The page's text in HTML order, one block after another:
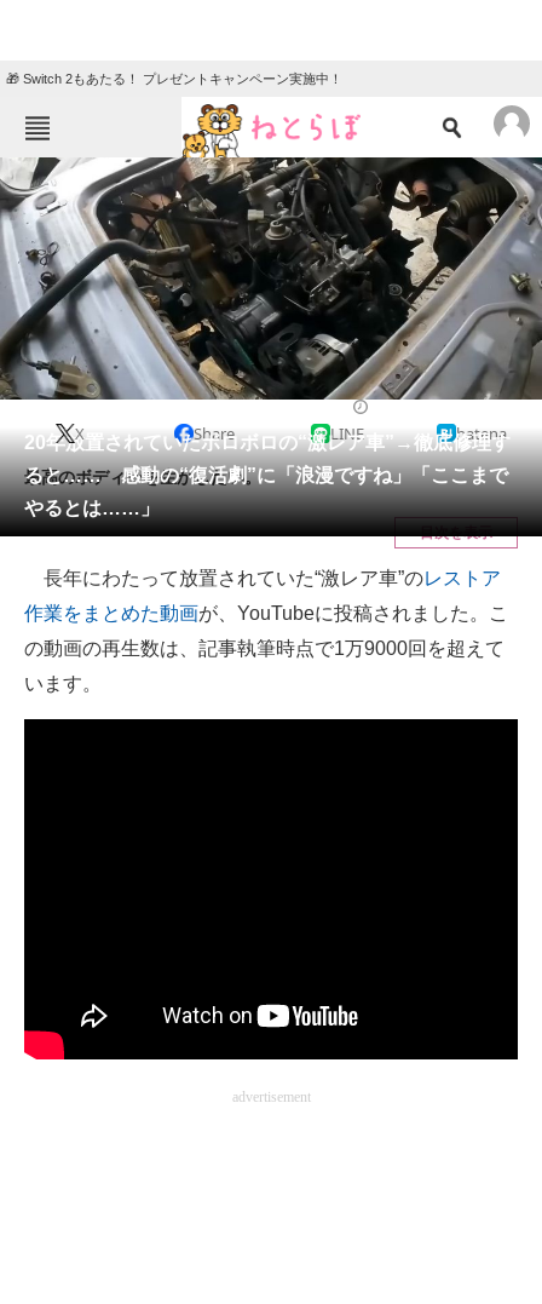
🎁 Switch 2もあたる！ プレゼントキャンペーン実施中！
ねとらぼメニュー
TOP ニュース
エンタメ クイズ
グルメ 地域
住まい 教育・育児
動物 リサーチ
会員記事
メディア
注目記事を集めた総合ページ
ITの今と未来を見通す
スマホと通信の最新トレンド
進化するPCとデバイスの未来
マーケ×ITの今がよく分かる
ITエンジニア向け専門サイト
20年放置されていたボロボロの“激レア車”→徹底修理す
ると…… 感動の“復活劇”に「浪漫ですね」「ここまで
やるとは……」
X Share LINE hatena
最高のボディーを生かしたい。
目次を表示
長年にわたって放置されていた“激レア車”のレストア
作業をまとめた動画が、YouTubeに投稿されました。こ
の動画の再生数は、記事執筆時点で1万9000回を超えて
います。
advertisement